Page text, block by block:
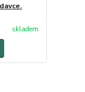
skladem